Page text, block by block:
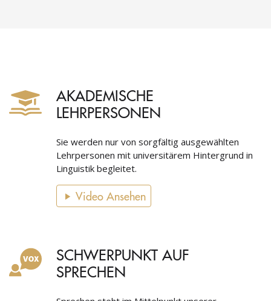
AKADEMISCHE
LEHRPERSONEN
Sie werden nur von sorgfältig ausgewählten
Lehrpersonen mit universitärem Hintergrund in
Linguistik begleitet.
Video Ansehen
SCHWERPUNKT AUF
SPRECHEN